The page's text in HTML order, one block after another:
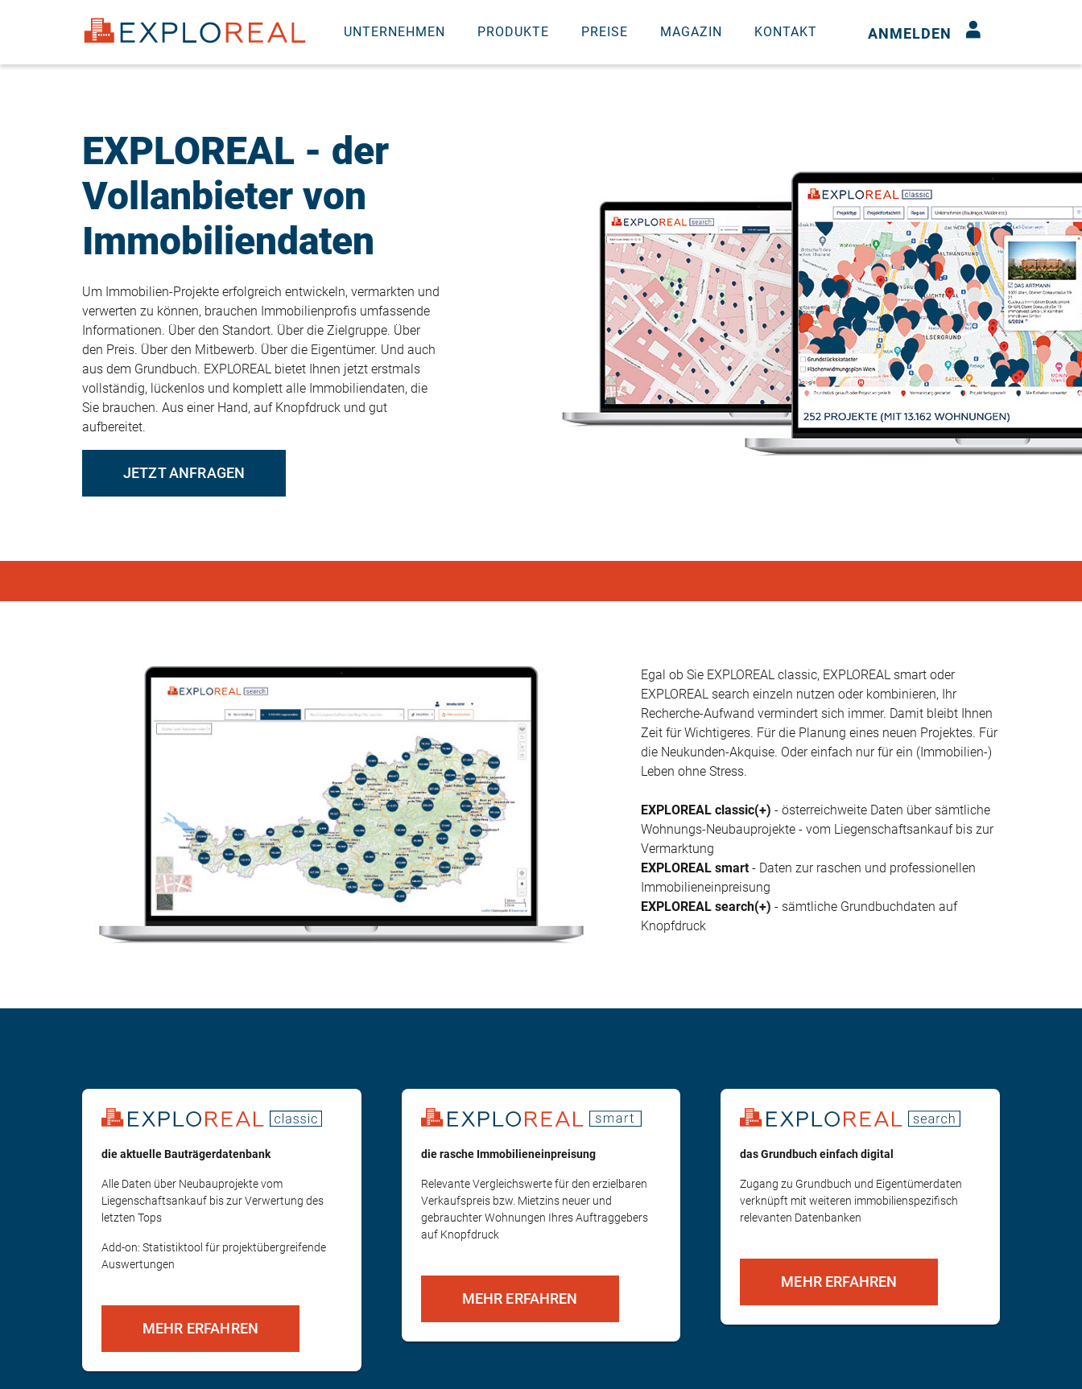
HAUPTNAVIGATION
UNTERNEHMEN PRODUKTE PREISE MAGAZIN KONTAKT
USER
ACCOUNT
MENU
ANMELDEN
EXPLOREAL - der
Vollanbieter von
Immobiliendaten
Um Immobilien-Projekte erfolgreich entwickeln, vermarkten und
verwerten zu können, brauchen Immobilienprofis umfassende
Informationen. Über den Standort. Über die Zielgruppe. Über
den Preis. Über den Mitbewerb. Über die Eigentümer. Und auch
aus dem Grundbuch. EXPLOREAL bietet Ihnen jetzt erstmals
vollständig, lückenlos und komplett alle Immobiliendaten, die
Sie brauchen. Aus einer Hand, auf Knopfdruck und gut
aufbereitet.
JETZT ANFRAGEN
Egal ob Sie EXPLOREAL classic, EXPLOREAL smart oder
EXPLOREAL search einzeln nutzen oder kombinieren, Ihr
Recherche-Aufwand vermindert sich immer. Damit bleibt Ihnen
Zeit für Wichtigeres. Für die Planung eines neuen Projektes. Für
die Neukunden-Akquise. Oder einfach nur für ein (Immobilien-)
Leben ohne Stress.
EXPLOREAL classic(+) - österreichweite Daten über sämtliche
Wohnungs-Neubauprojekte - vom Liegenschaftsankauf bis zur
Vermarktung
EXPLOREAL smart - Daten zur raschen und professionellen
Immobilieneinpreisung
EXPLOREAL search(+) - sämtliche Grundbuchdaten auf
Knopfdruck
die aktuelle Bauträgerdatenbank
Alle Daten über Neubauprojekte vom
Liegenschaftsankauf bis zur Verwertung des
letzten Tops
Add-on: Statistiktool für projektübergreifende
Auswertungen
MEHR ERFAHREN
die rasche Immobilieneinpreisung
Relevante Vergleichswerte für den erzielbaren
Verkaufspreis bzw. Mietzins neuer und
gebrauchter Wohnungen Ihres Auftraggebers
auf Knopfdruck
MEHR ERFAHREN
das Grundbuch einfach digital
Zugang zu Grundbuch und Eigentümerdaten
verknüpft mit weiteren immobilienspezifisch
relevanten Datenbanken
MEHR ERFAHREN